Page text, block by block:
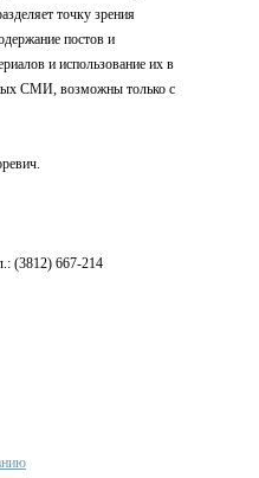
точку зрения
постов и
и использование их в
СМИ, возможны только с
(3812) 667-214